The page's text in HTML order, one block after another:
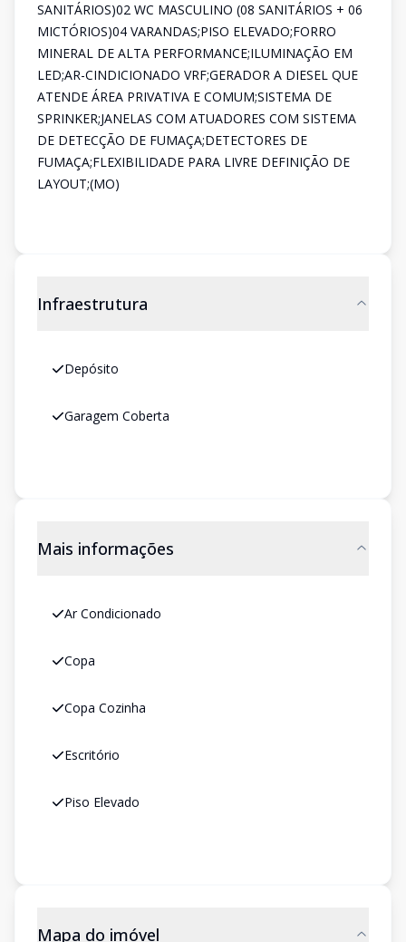
SANITÁRIOS)02 WC MASCULINO (08 SANITÁRIOS + 06
MICTÓRIOS)04 VARANDAS;PISO ELEVADO;FORRO
MINERAL DE ALTA PERFORMANCE;ILUMINAÇÃO EM
LED;AR-CINDICIONADO VRF;GERADOR A DIESEL QUE
ATENDE ÁREA PRIVATIVA E COMUM;SISTEMA DE
SPRINKER;JANELAS COM ATUADORES COM SISTEMA
DE DETECÇÃO DE FUMAÇA;DETECTORES DE
FUMAÇA;FLEXIBILIDADE PARA LIVRE DEFINIÇÃO DE
LAYOUT;(MO)
Infraestrutura
Depósito
Garagem Coberta
Mais informações
Ar Condicionado
Copa
Copa Cozinha
Escritório
Piso Elevado
Mapa do imóvel